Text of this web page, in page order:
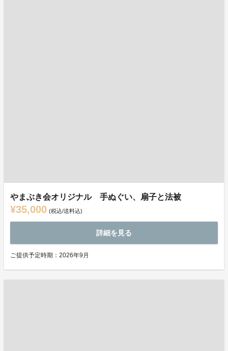
やまぶき会オリジナル 手ぬぐい、扇子と法被
¥35,000 (税込/送料込)
詳細を見る
ご提供予定時期：2026年9月